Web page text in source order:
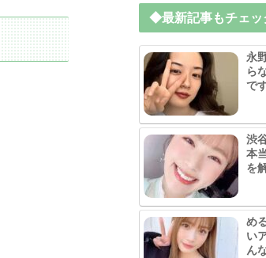
◆最新記事もチェッ
永
ら
で
渋
本
を
め
い
ん